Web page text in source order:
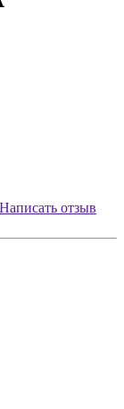
Написать отзыв